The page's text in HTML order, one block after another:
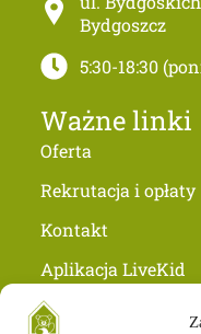
Bydgoszcz
5:30-18:30
Ważne linki
Oferta
Rekrutacja i opłaty
Kontakt
Aplikacja LiveKid
Jak nas